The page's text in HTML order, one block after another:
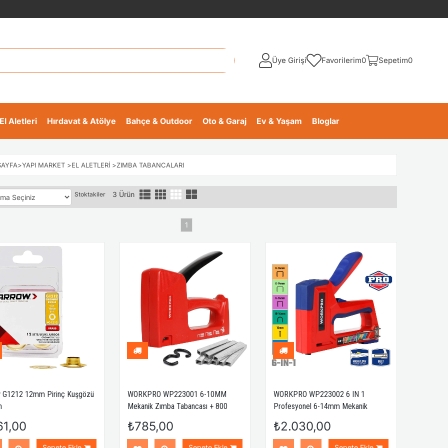
Üye Girişi Favorilerim0 Sepetim0
Aletleri Hırdavat & Atölye Bahçe & Outdoor Oto & Garaj Ev & Yaşam Bloglar
>YAPI MARKET>EL ALETLERI>ZIMBA TABANCALARI
Stoktakiler 3 Ürün
1
12mm Pirinç Kuşgözü
WORKPRO WP223001 6-10MM
Mekanik Zımba Tabancası + 800
₺785,00
WORKPRO WP223002 6 IN 1
Profesyonel 6-14mm Mekanik
₺2.030,00